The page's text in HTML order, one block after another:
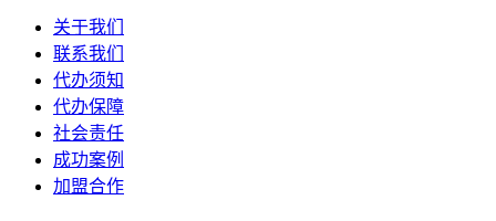
关于我们
联系我们
代办须知
代办保障
社会责任
成功案例
加盟合作